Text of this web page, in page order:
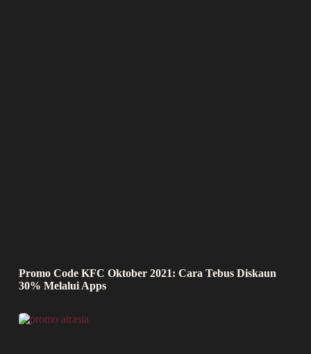
Promo Code KFC Oktober 2021: Cara Tebus Diskaun
30% Melalui Apps